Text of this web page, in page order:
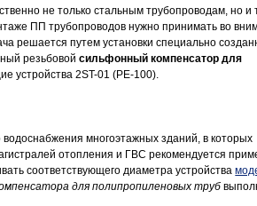
не только стальным трубопроводам, но и
ПП трубопроводов нужно принимать во
решается путем установки специально
резьбовойсильфонный компенсатор для
устройства 2ST-01 (PE-100).
многоэтажных зданий, в которых
отопления и ГВС рекомендуется
соответствующего диаметра устройства
для полипропиленовых труб